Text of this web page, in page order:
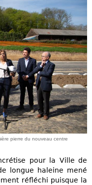
pierre du nouveau centre
pour la Ville de
longue haleine mené
réfléchi puisque la